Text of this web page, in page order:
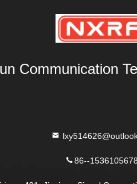
Communication
86--